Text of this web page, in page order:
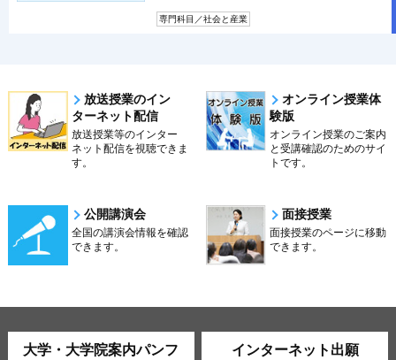
専門科目／社会と産業
放送授業のイン
ターネット配信
放送授業等のインター
ネット配信を視聴できま
す。
オンライン授業体
験版
オンライン授業のご案内
と受講確認のためのサイ
トです。
公開講演会
全国の講演会情報を確認
できます。
面接授業
面接授業のページに移動
できます。
大学・大学院案内パンフ
インターネット出願